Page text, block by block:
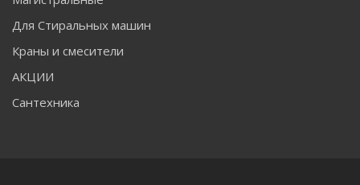
Для Стиральных машин
Краны и смесители
АКЦИИ
Сантехника